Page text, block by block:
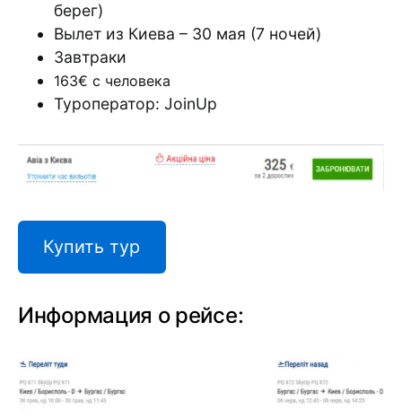
берег)
Вылет из Киева – 30 мая (7 ночей)
Завтраки
163€ с человека
Туроператор: JoinUp
Купить тур
Информация о рейсе: